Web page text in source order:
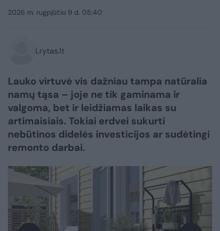
2026 m. rugpjūčio 9 d. 05:40
Lrytas.lt
Lauko virtuvė vis dažniau tampa natūralia
namų tąsa – joje ne tik gaminama ir
valgoma, bet ir leidžiamas laikas su
artimaisiais. Tokiai erdvei sukurti
nebūtinos didelės investicijos ar sudėtingi
remonto darbai.